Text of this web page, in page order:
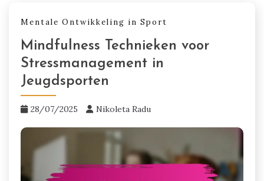
Mentale Ontwikkeling in Sport
Mindfulness Technieken voor
Stressmanagement in
Jeugdsporten
28/07/2025 Nikoleta Radu